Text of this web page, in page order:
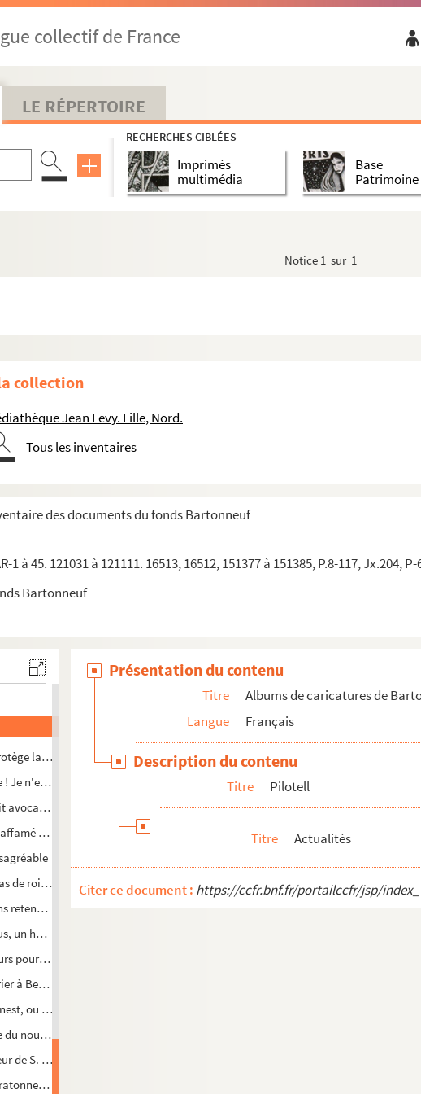
collectif de France
LE RÉPERTOIRE
RECHERCHES CIBLÉES
Imprimés
multimédia
Base
Patrimoine
Notice 1 sur 1
collection
Jean Levy. Lille, Nord.
Tous les inventaires
des documents du fonds Bartonneuf
1 à 45. 121031 à 121111. 16513, 16512, 151377 à 151385, P.8-117, Jx.204,
Bartonneuf
la France
Je n'en peux plus
avocat et un grand général
affamé n'a pas d'oreilles
de roi, moi
retenus par l'âne
un homme de pleure pas
pour… la trouée
à Berlin ! Mais nous venir à Paris… Grace à M. Trochu
ou les frères siamois de la politique
nouveau Washington
de S. M. Guillaume
ne conjurent pas l'orage
Présentation du contenu
Titre
Albums de caricatures de
Langue
Français
Description du contenu
Titre Pilotell
Titre Actualités
Citer ce document : https://ccfr.bnf.fr/portailccfr/jsp/